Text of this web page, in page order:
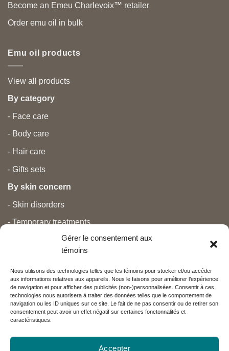
Gérer le consentement aux
témoins
Nous utilisons des technologies telles que les témoins pour stocker et/ou accéder
aux informations relatives aux appareils. Nous le faisons pour améliorer l’expérience
de navigation et pour afficher des publicités (non-)personnalisées. Consentir à ces
technologies nous autorisera à traiter des données telles que le comportement de
navigation ou les ID uniques sur ce site. Le fait de ne pas consentir ou de retirer son
consentement peut avoir un effet négatif sur certaines fonctonnalités et
caractéristiques.
Accepter
Become an Emeu Charlevoix™ retailer
Order emu oil in bulk
Emu oil products
View all products
By category
- Face care
- Body care
- Hair care
- Gifts sets
By skin concern
- Skin disorders
- Temporary treatments
- Pregnancy and newborns
- Anti aging and beauty
Nos partenaires